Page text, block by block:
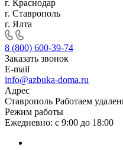
г. Краснодар
г. Ставрополь
г. Ялта
8 (800) 600-39-74
Заказать звонок
E-mail
info@azbuka-doma.ru
Адрес
Ставрополь Работаем
Режим работы
Ежедневно: с 9:00 до 18:00